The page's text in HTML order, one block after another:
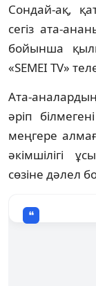
Сондай-ақ,
сегіз ата-
бойынша
«SEMEI TV»
Ата-
әріп
меңгере
әкімшілігі
сөзіне дәлел